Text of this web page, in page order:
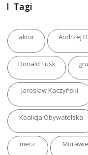
Tagi
aktor Andrzej
Donald Tusk
Jarosław Kaczyński
Koalicja Obywatelska
mecz